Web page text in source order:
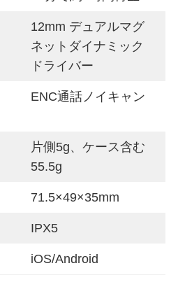
12mm デュアルマグ
ネットダイナミック
ドライバー
ENC通話ノイキャン
片側5g、ケース含む
55.5g
71.5×49×35mm
IPX5
iOS/Android